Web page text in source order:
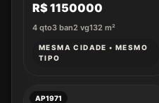
R$ 1150000
4 qto3 ban2 vg132 m²
MESMA CIDADE • MESMO
TIPO
AP1971